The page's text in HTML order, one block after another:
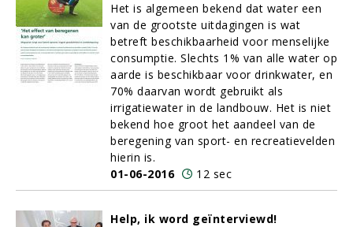
Het is algemeen bekend dat water een
van de grootste uitdagingen is wat
betreft beschikbaarheid voor menselijke
consumptie. Slechts 1% van alle water op
aarde is beschikbaar voor drinkwater, en
70% daarvan wordt gebruikt als
irrigatiewater in de landbouw. Het is niet
bekend hoe groot het aandeel van de
beregening van sport- en recreatievelden
hierin is.
01-06-2016
12 sec
Help, ik word geïnterviewd!